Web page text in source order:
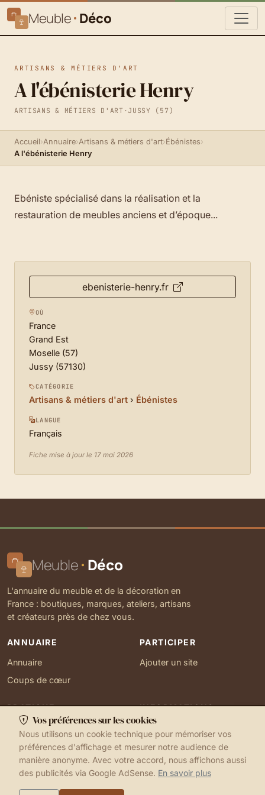
Meuble Déco
ARTISANS & MÉTIERS D'ART
A l'ébénisterie Henry
ARTISANS & MÉTIERS D'ART ·JUSSY (57)
Accueil›Annuaire›Artisans & métiers d'art›Ébénistes›
A l'ébénisterie Henry
Ebéniste spécialisé dans la réalisation et la
restauration de meubles anciens et d’époque...
ebenisterie-henry.fr
OÙ
France
Grand Est
Moselle (57)
Jussy (57130)
CATÉGORIE
Artisans & métiers d'art › Ébénistes
LANGUE
Français
Fiche mise à jour le 17 mai 2026
Meuble Déco
L'annuaire du meuble et de la décoration en
France : boutiques, marques, ateliers, artisans
et créateurs près de chez vous.
ANNUAIRE
Annuaire
Coups de cœur
PARTICIPER
Ajouter un site
PRATIQUE
Ma localisation
Gérer mes cookies
INFORMATIONS
Contact
Vos préférences sur les cookies
Nous utilisons un cookie technique pour mémoriser vos
préférences d'affichage et mesurer notre audience de
manière anonyme. Avec votre accord, nous affichons aussi
des publicités via Google AdSense. En savoir plus